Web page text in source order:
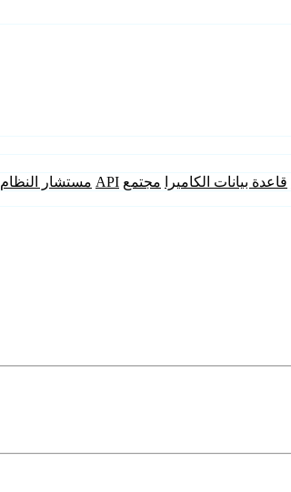
قاعدة بيانات الكاميرا مجتمع API مستشار النظام